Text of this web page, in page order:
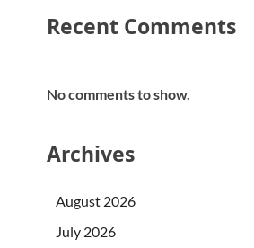
Recent Comments
No comments to show.
Archives
August 2026
July 2026